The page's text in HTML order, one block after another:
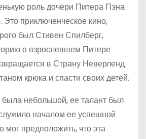
роль дочери Питера Пэна
приключенческое кино,
был Стивен Спилберг,
о взрослевшем Питере
в Страну Неверленд
крюка и спасти своих детей.
была небольшой, ее талант был
началом ее успешной
мог предположить, что эта